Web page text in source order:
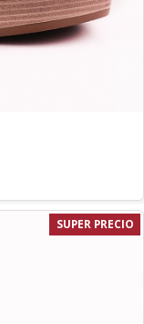
SUPER PRECIO